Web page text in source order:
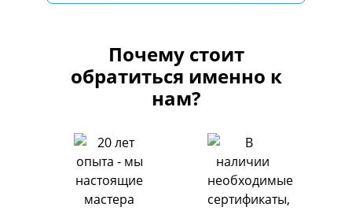
Почему стоит
обратиться именно к
нам?